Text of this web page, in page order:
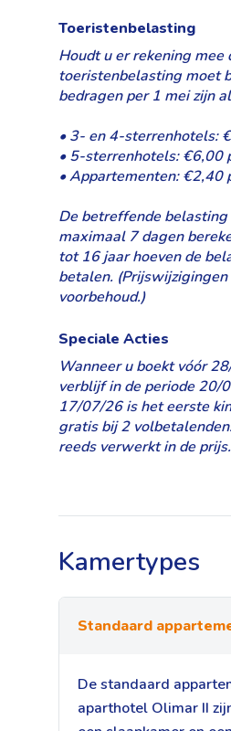
Toeristenbelasting
Houdt u er rekening
toeristenbelasting moet
bedragen per 1 mei zijn
• 3- en 4-sterrenhotels:
• 5-sterrenhotels: €6,00
• Appartementen: €2,40
De betreffende
maximaal 7 dagen
tot 16 jaar hoeven de
betalen. (Prijswijzigingen
voorbehoud.)
Speciale Acties
Wanneer u boekt vóór
verblijf in de periode 20/
17/07/26 is het eerste
gratis bij 2
reeds verwerkt in de prijs.
Kamertypes
Standaard
De standaard
aparthotel Olimar II